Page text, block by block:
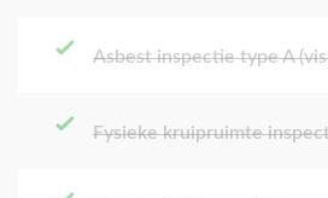
Asbest inspectie type A
Fysieke kruipruimte